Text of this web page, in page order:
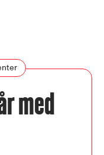
med